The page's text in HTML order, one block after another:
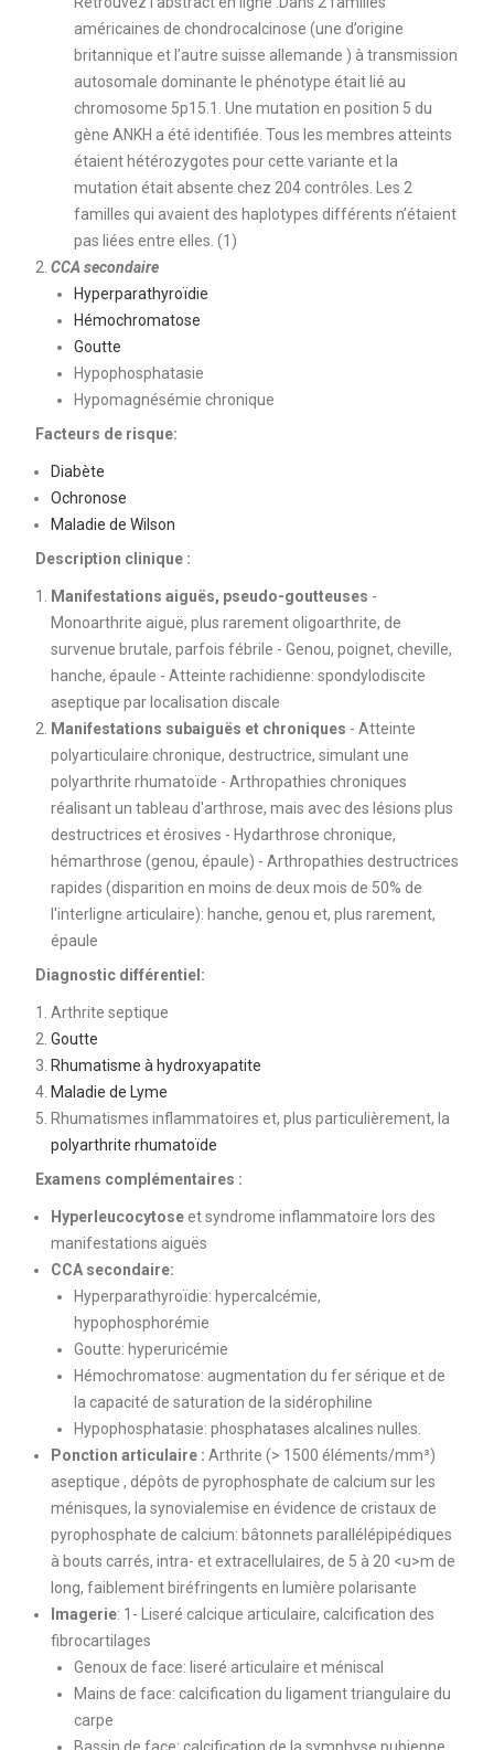
américaines de chondrocalcinose (une d’origine
britannique et l’autre suisse allemande ) à transmission
autosomale dominante le phénotype était lié au
chromosome 5p15.1. Une mutation en position 5 du
gène ANKH a été identifiée. Tous les membres atteints
étaient hétérozygotes pour cette variante et la
mutation était absente chez 204 contrôles. Les 2
familles qui avaient des haplotypes différents n’étaient
pas liées entre elles. (1)
CCA secondaire
Hyperparathyroïdie
Hémochromatose
Goutte
Hypophosphatasie
Hypomagnésémie chronique
Facteurs de risque:
Diabète
Ochronose
Maladie de Wilson
Description clinique :
Manifestations aiguës, pseudo-goutteuses -
Monoarthrite aiguë, plus rarement oligoarthrite, de
survenue brutale, parfois fébrile - Genou, poignet, cheville,
hanche, épaule - Atteinte rachidienne: spondylodiscite
aseptique par localisation discale
Manifestations subaiguës et chroniques - Atteinte
polyarticulaire chronique, destructrice, simulant une
polyarthrite rhumatoïde - Arthropathies chroniques
réalisant un tableau d'arthrose, mais avec des lésions plus
destructrices et érosives - Hydarthrose chronique,
hémarthrose (genou, épaule) - Arthropathies destructrices
rapides (disparition en moins de deux mois de 50% de
l'interligne articulaire): hanche, genou et, plus rarement,
épaule
Diagnostic différentiel:
Arthrite septique
Goutte
Rhumatisme à hydroxyapatite
Maladie de Lyme
Rhumatismes inflammatoires et, plus particulièrement, la
polyarthrite rhumatoïde
Examens complémentaires :
Hyperleucocytoseet syndrome inflammatoire lors des
manifestations aiguës
CCA secondaire:
Hyperparathyroïdie: hypercalcémie,
hypophosphorémie
Goutte: hyperuricémie
Hémochromatose: augmentation du fer sérique et de
la capacité de saturation de la sidérophiline
Hypophosphatasie: phosphatases alcalines nulles.
Ponction articulaire : Arthrite (> 1500 éléments/mm³)
aseptique , dépôts de pyrophosphate de calcium sur les
ménisques, la synovialemise en évidence de cristaux de
pyrophosphate de calcium: bâtonnets parallélépipédiques
à bouts carrés, intra- et extracellulaires, de 5 à 20 <u>m de
long, faiblement biréfringents en lumière polarisante
Imagerie: 1- Liseré calcique articulaire, calcification des
fibrocartilages
Genoux de face: liseré articulaire et méniscal
Mains de face: calcification du ligament triangulaire du
carpe
Bassin de face: calcification de la symphyse pubienne,